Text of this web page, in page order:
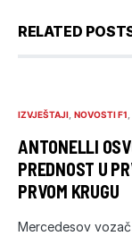
RELATED
IZVJEŠTAJI NOVOSTI F1
ANTONELLI
PREDNOST U
PRVOM KRUGU
Mercedesov